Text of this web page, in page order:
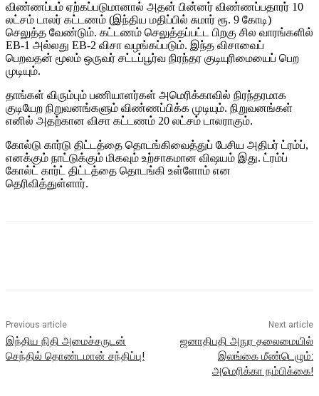
விண்ணப்பம் ஏற்கப்படுமானால் அதன் பின்னர் விண்ணப்பதாரர் 10
லட்சம் டாலர் கட்டணம் (இந்திய மதிப்பில் சுமார் ரூ. 9 கோடி)
செலுத்த வேண்டும். கட்டணம் செலுத்தப்பட்ட பிறகு சில வாரங்களில்
EB-1 அல்லது EB-2 விசா வழங்கப்படும். இந்த விசாவைப்
பெறவதன் மூலம் ஒருவர் சட்டப்பூர்வ நிரந்தர குடியுரிமையைப் பெற
முடியும்.
தாங்கள் விரும்பும் பணியாளர்கள் அமெரிக்காவில் நிரந்தரமாக
குடியேற நிறுவனங்களும் விண்ணப்பிக்க முடியும். நிறுவனங்கள்
எனில் அதற்கான விசா கட்டணம் 20 லட்சம் டாலராகும்.
கோல்டு கார்டு திட்டத்தை தொடங்கிவைத்துப் பேசிய அதிபர் ட்ரம்ப்,
எனக்கும் நாட்டுக்கும் மிகவும் உற்சாகமான விஷயம் இது. ட்ரம்ப்
கோல்ட் கார்ட் திட்டத்தை தொடங்கி உள்ளோம் என
தெரிவித்துள்ளார்.
Previous article
இந்திய நிதி அமைச்சருடன்
செந்தில் தொண்டமான் சந்திப்பு!
Next article
ஜனாதிபதி அநுர தலைமையில்
இலங்கை மீண்டெழும்:
அமெரிக்கா நம்பிக்கை!